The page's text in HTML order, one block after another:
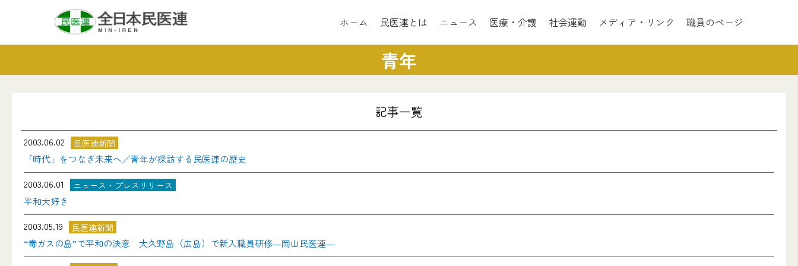
ホーム 民医連とは ニュース 医療・介護 社会運動 メディア・リンク 職員のページ
青年
記事一覧
2003.06.02 民医連新聞
「時代」をつなぎ未来へ／青年が探訪する民医連の歴史
2003.06.01
ニュース・プレスリリース
平和大好き
2003.05.19
民医連新聞
“毒ガスの島”で平和の決意 大久野島（広島）で新入職員研修―岡山民医連―